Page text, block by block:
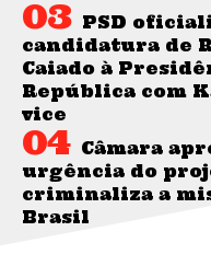
PSD
candidatura de
Caiado à
República com
vice
Câmara
urgência do
criminaliza a
Brasil